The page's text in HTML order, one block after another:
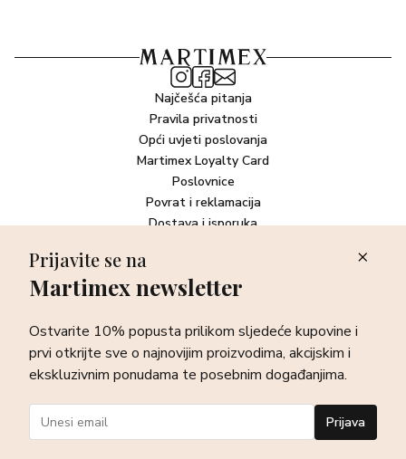
Najčešća pitanja
Pravila privatnosti
Opći uvjeti poslovanja
Martimex Loyalty Card
Poslovnice
Povrat i reklamacija
Dostava i isporuka
Newsletter
sve o najnovijim proizvodima, akcijskim i ekskluzivnim
ponudama te posebnim događanjima.
Prijava
Prijavite se na
Martimex newsletter
Ostvarite 10% popusta prilikom sljedeće kupovine i
prvi otkrijte sve o najnovijim proizvodima, akcijskim i
ekskluzivnim ponudama te posebnim događanjima.
Prijava